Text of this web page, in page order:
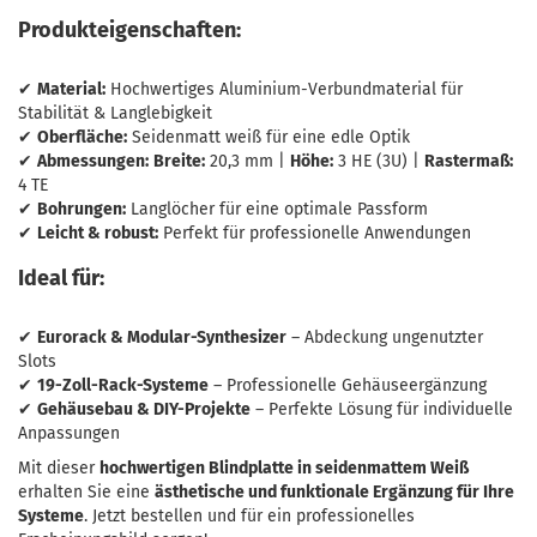
Produkteigenschaften:
✔ Material: Hochwertiges Aluminium-Verbundmaterial für
Stabilität & Langlebigkeit
✔ Oberfläche: Seidenmatt weiß für eine edle Optik
✔ Abmessungen: Breite: 20,3 mm | Höhe: 3 HE (3U) | Rastermaß:
4 TE
✔ Bohrungen: Langlöcher für eine optimale Passform
✔ Leicht & robust: Perfekt für professionelle Anwendungen
Ideal für:
✔ Eurorack & Modular-Synthesizer – Abdeckung ungenutzter
Slots
✔ 19-Zoll-Rack-Systeme – Professionelle Gehäuseergänzung
✔ Gehäusebau & DIY-Projekte – Perfekte Lösung für individuelle
Anpassungen
Mit dieser hochwertigen Blindplatte in seidenmattem Weiß
erhalten Sie eine ästhetische und funktionale Ergänzung für Ihre
Systeme. Jetzt bestellen und für ein professionelles